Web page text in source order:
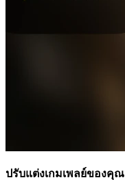
ปรับแต่งเกมเพลย์ของคุณ